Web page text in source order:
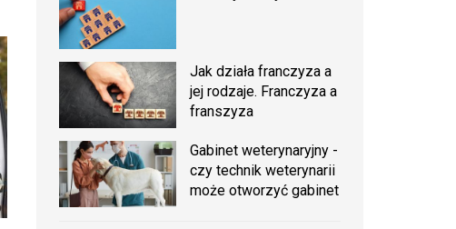
Jak działa franczyza a
jej rodzaje. Franczyza a
franszyza
Gabinet weterynaryjny -
czy technik weterynarii
może otworzyć gabinet